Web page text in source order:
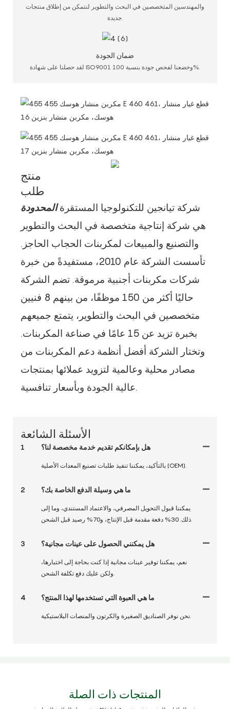
والمهندسين المتخصصين في البحث والتطوير لنتمكن من إطلاق منتجات
جديدة.
ضمان الجودة
لقد حصلنا على شهادة ISO9001 وخضعنا لفحص جودة بنسبة 100%.
منتج
طلب
شركة تيانجين للتكنولوجيا المستقرةالمحدودة
هي شركة إنتاجية متخصصة في البحث والتطوير
والتصنيع والمبيعات لمكربنات الحجاب الحاجز.
تأسست الشركة عام 2010، مستفيدةً من خبرة
شركات مكربنات أجنبية مرموقة. تضم الشركة
حاليًا أكثر من 150 موظفًا، من بينهم 8 فنيين
متخصصين في البحث والتطوير، يتمتع جميعهم
بخبرة تزيد عن 15 عامًا في صناعة المكربنات.
وتختار الشركة أفضل أنظمة دعم المكربنات من
مصادر محلية وعالمية لتزويد عملائها بمنتجات
عالية الجودة وبأسعار تنافسية.
الأسئلة الشائعة
1 هل بإمكانكم تقديم خدمة مخصصة لنا؟
بالتأكيد، يمكننا تنفيذ طلبات تصنيع المعدات الأصلية (OEM).
2 ما هي وسيلة الدفع الخاصة بك؟
يمكننا قبول التحويل المصرفي، والاعتماد المستندي، وما إلى
3 هل يمكنني الحصول على عينات مجانية؟
نعم، يمكننا توفير عينات مجانية إذا كنت بحاجة إلى اختبارها،
4 ما هي العبوة التي تستخدمها لهذا المنتج؟
المنتجات ذات الصلة